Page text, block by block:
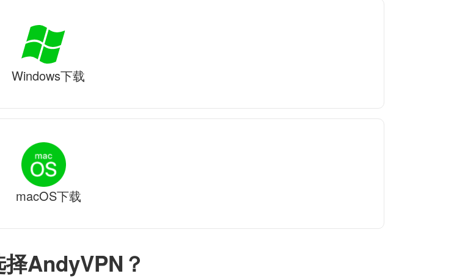
AndyVPN？
Windows下载
macOS下载